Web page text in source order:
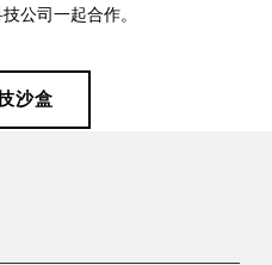
公司一起合作。
沙盒